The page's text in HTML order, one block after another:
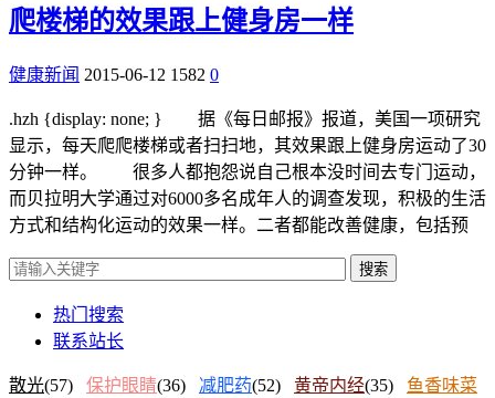
爬楼梯的效果跟上健身房一样
健康新闻 2015-06-12 1582 0
.hzh {display: none; } 据《每日邮报》报道，美国一项研究
显示，每天爬爬楼梯或者扫扫地，其效果跟上健身房运动了30
分钟一样。 很多人都抱怨说自己根本没时间去专门运动，
而贝拉明大学通过对6000多名成年人的调查发现，积极的生活
方式和结构化运动的效果一样。二者都能改善健康，包括预
搜索
热门搜索
联系站长
散光(57) 保护眼睛(36) 减肥药(52) 黄帝内经(35) 鱼香味菜